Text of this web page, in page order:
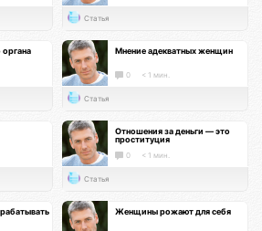
Статья
Мнение адекватных женщин
0 < 1 мин.
Статья
Отношения за деньги — это
проституция
0 < 1 мин.
Статья
Женщины рожают для себя